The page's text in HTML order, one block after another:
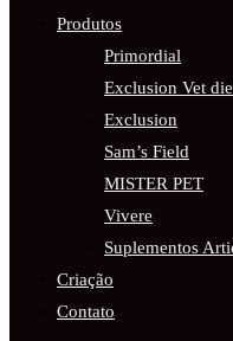
Produtos
Primordial
Exclusion Vet
Exclusion
Sam’s Field
MISTER PET
Vivere
Suplementos
Criação
Contato